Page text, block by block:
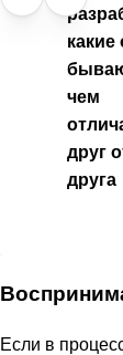
какие
чем
друг
друга
Если в